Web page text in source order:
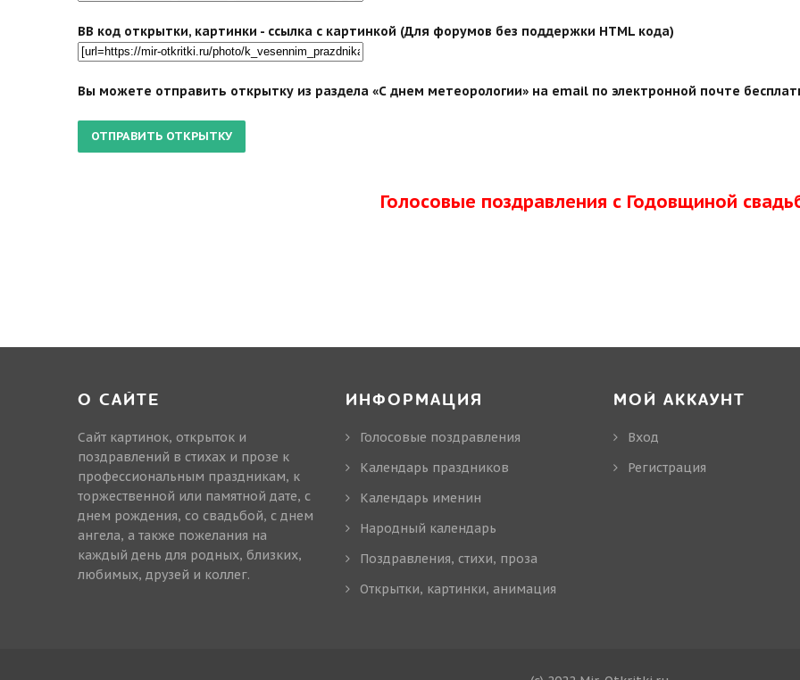
BB код открытки, картинки - ссылка с картинкой (Для форумов без поддержки HTML кода)
Вы можете отправить открытку из раздела «С днем метеорологии» на email по электронной почте
Голосовые поздравления с Годовщиной
О САЙТЕ
Сайт картинок, открыток и
поздравлений в стихах и прозе к
профессиональным праздникам, к
торжественной или памятной дате, с
днем рождения, со свадьбой, с днем
ангела, а также пожелания на
каждый день для родных, близких,
любимых, друзей и коллег.
ИНФОРМАЦИЯ
Голосовые поздравления
Календарь праздников
Календарь именин
Народный календарь
Поздравления, стихи, проза
Открытки, картинки, анимация
МОЙ АККАУНТ
Вход
Регистрация